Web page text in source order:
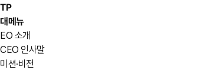
TP
대메뉴
EO 소개
CEO 인사말
미션·비전